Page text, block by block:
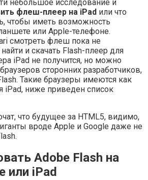
небольшое исследование и
флеш-плеер на iPad или что
чтобы иметь возможность
или Apple-телефоне.
смотреть флеш пока не
и скачать Flash-плеер для
iPad не получится, но можно
сторонних разработчиков,
Такие браузеры имеются как
iPad, ниже приведен список
что будущее за HTML5, видимо,
вроде Apple и Google даже не
Adobe Flash на
или iPad